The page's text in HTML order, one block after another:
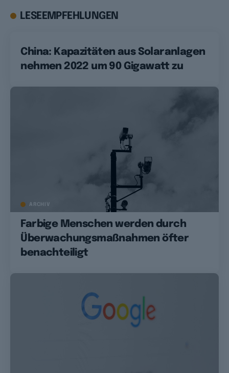
LESEEMPFEHLUNGEN
China: Kapazitäten aus Solaranlagen
nehmen 2022 um 90 Gigawatt zu
ARCHIV
Farbige Menschen werden durch
Überwachungsmaßnahmen öfter
benachteiligt